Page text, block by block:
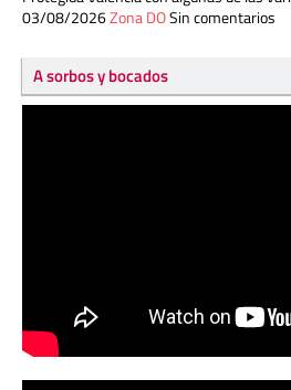
03/08/2026Zona DOSin comentarios
A sorbos y bocados